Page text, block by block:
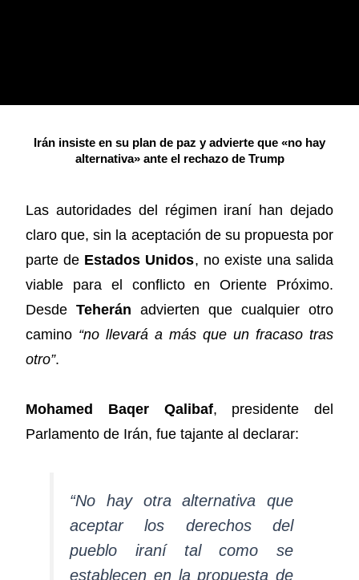
Irán insiste en su plan de paz y advierte que «no hay
alternativa» ante el rechazo de Trump
Las autoridades del régimen iraní han dejado
claro que, sin la aceptación de su propuesta por
parte de Estados Unidos, no existe una salida
viable para el conflicto en Oriente Próximo.
DesdeTeherán advierten que cualquier otro
camino “no llevará a más que un fracaso tras
otro”.
Mohamed Baqer Qalibaf, presidente del
Parlamento de Irán, fue tajante al declarar:
“No hay otra alternativa que
aceptar los derechos del
pueblo iraní tal como se
establecen en la propuesta de